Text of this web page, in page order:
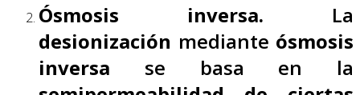
Ósmosis inversa. La
desionización mediante ósmosis
inversa se basa en la